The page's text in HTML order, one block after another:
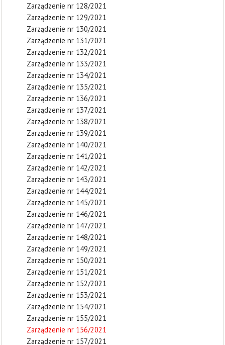
Zarządzenie nr 128/2021
Zarządzenie nr 129/2021
Zarządzenie nr 130/2021
Zarządzenie nr 131/2021
Zarządzenie nr 132/2021
Zarządzenie nr 133/2021
Zarządzenie nr 134/2021
Zarządzenie nr 135/2021
Zarządzenie nr 136/2021
Zarządzenie nr 137/2021
Zarządzenie nr 138/2021
Zarządzenie nr 139/2021
Zarządzenie nr 140/2021
Zarządzenie nr 141/2021
Zarządzenie nr 142/2021
Zarządzenie nr 143/2021
Zarządzenie nr 144/2021
Zarządzenie nr 145/2021
Zarządzenie nr 146/2021
Zarządzenie nr 147/2021
Zarządzenie nr 148/2021
Zarządzenie nr 149/2021
Zarządzenie nr 150/2021
Zarządzenie nr 151/2021
Zarządzenie nr 152/2021
Zarządzenie nr 153/2021
Zarządzenie nr 154/2021
Zarządzenie nr 155/2021
Zarządzenie nr 156/2021
Zarządzenie nr 157/2021